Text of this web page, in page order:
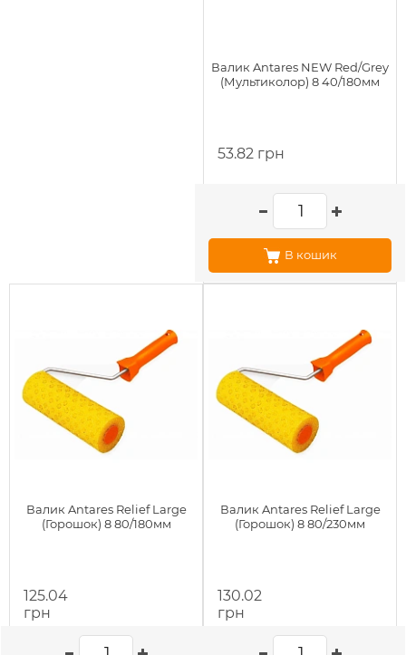
Валик Antares NEW Red/Grey
(Мультиколор) 8 40/180мм
53.82 грн
В кошик
Валик Antares Relief Large
(Горошок) 8 80/180мм
125.04
грн
Валик Antares Relief Large
(Горошок) 8 80/230мм
130.02
грн